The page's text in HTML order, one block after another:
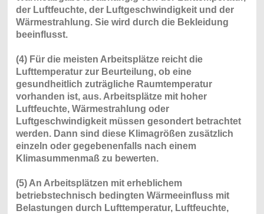
der Luftfeuchte, der Luftgeschwindigkeit und der
Wärmestrahlung. Sie wird durch die Bekleidung
beeinflusst.
(4) Für die meisten Arbeitsplätze reicht die
Lufttemperatur zur Beurteilung, ob eine
gesundheitlich zuträgliche Raumtemperatur
vorhanden ist, aus. Arbeitsplätze mit hoher
Luftfeuchte, Wärmestrahlung oder
Luftgeschwindigkeit müssen gesondert betrachtet
werden. Dann sind diese Klimagrößen zusätzlich
einzeln oder gegebenenfalls nach einem
Klimasummenmaß zu bewerten.
(5) An Arbeitsplätzen mit erheblichem
betriebstechnisch bedingten Wärmeeinfluss mit
Belastungen durch Lufttemperatur, Luftfeuchte,